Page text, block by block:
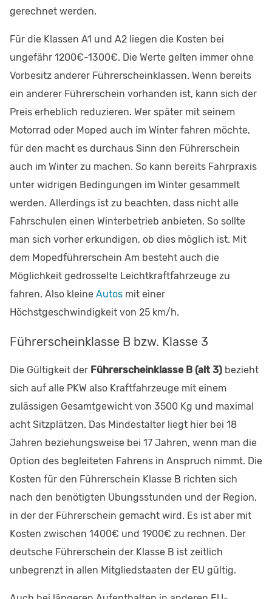
gerechnet werden.
Für die Klassen A1 und A2 liegen die Kosten bei
ungefähr 1200€-1300€. Die Werte gelten immer ohne
Vorbesitz anderer Führerscheinklassen. Wenn bereits
ein anderer Führerschein vorhanden ist, kann sich der
Preis erheblich reduzieren. Wer später mit seinem
Motorrad oder Moped auch im Winter fahren möchte,
für den macht es durchaus Sinn den Führerschein
auch im Winter zu machen. So kann bereits Fahrpraxis
unter widrigen Bedingungen im Winter gesammelt
werden. Allerdings ist zu beachten, dass nicht alle
Fahrschulen einen Winterbetrieb anbieten. So sollte
man sich vorher erkundigen, ob dies möglich ist. Mit
dem Mopedführerschein Am besteht auch die
Möglichkeit gedrosselte Leichtkraftfahrzeuge zu
fahren. Also kleine Autos mit einer
Höchstgeschwindigkeit von 25 km/h.
Führerscheinklasse B bzw. Klasse 3
Die Gültigkeit der Führerscheinklasse B (alt 3) bezieht
sich auf alle PKW also Kraftfahrzeuge mit einem
zulässigen Gesamtgewicht von 3500 Kg und maximal
acht Sitzplätzen. Das Mindestalter liegt hier bei 18
Jahren beziehungsweise bei 17 Jahren, wenn man die
Option des begleiteten Fahrens in Anspruch nimmt. Die
Kosten für den Führerschein Klasse B richten sich
nach den benötigten Übungsstunden und der Region,
in der der Führerschein gemacht wird. Es ist aber mit
Kosten zwischen 1400€ und 1900€ zu rechnen. Der
deutsche Führerschein der Klasse B ist zeitlich
unbegrenzt in allen Mitgliedstaaten der EU gültig.